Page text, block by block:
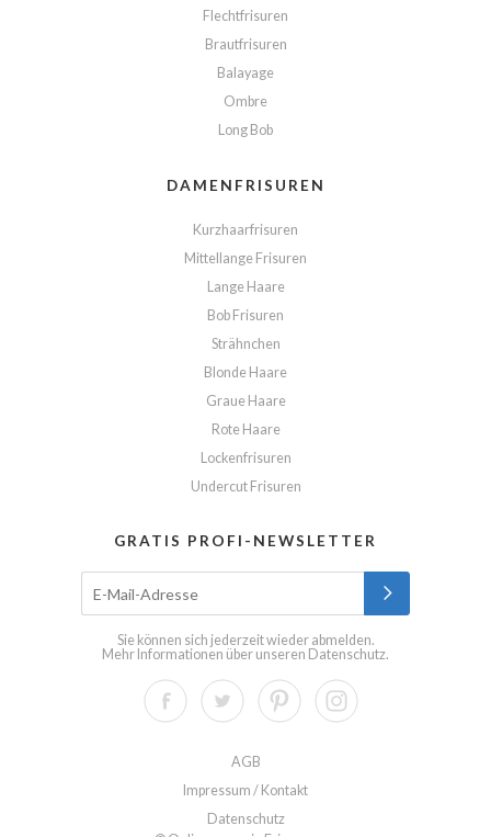
Flechtfrisuren
Brautfrisuren
Balayage
Ombre
Long Bob
DAMENFRISUREN
Kurzhaarfrisuren
Mittellange Frisuren
Lange Haare
Bob Frisuren
Strähnchen
Blonde Haare
Graue Haare
Rote Haare
Lockenfrisuren
Undercut Frisuren
GRATIS PROFI-NEWSLETTER
Sie können sich jederzeit wieder abmelden.
Mehr Informationen über unseren Datenschutz.
AGB
Impressum / Kontakt
Datenschutz